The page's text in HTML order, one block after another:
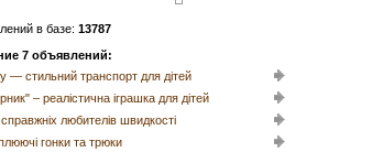
в базе: 13787
7 объявлений:
— стильний транспорт для дітей
– реалістична іграшка для дітей
любителів швидкості
гонки та трюки